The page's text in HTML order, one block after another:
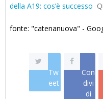
della A19: cos’è successo
fonte: "catenanuova" -
Tw
eet
Con
divi
di